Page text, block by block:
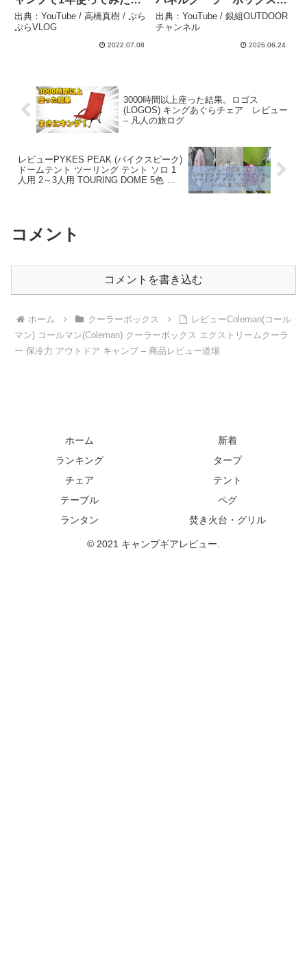
想 / 良い所悪い所 / エクス
トリーム・ホイールクーラ
ー 50QT × ロゴス保冷剤 –
出典：YouTube / 高橋真樹 / ぷら
ぷらVLOG
2022.07.08
グレー22Lレビューしてみ
た！ – 銀組OUTDOORチャ
出典：YouTube / 銀組OUTDOOR
チャンネル
2026.06.24
3000時間以上座った結果。ロゴス
(LOGOS) キングあぐらチェア レビュー
– 凡人の旅ログ
レビューPYKES PEAK (パイクスピーク)
ドームテント ツーリング テント ソロ 1
人用 2～3人用 TOURING DOME 5色 軽
コメント
コメントを書き込む
ホーム クーラーボックス
レビューColeman(コール
マン) コールマン(Coleman) クーラーボックス エクストリームクーラ
ー 保冷力 アウトドア キャンプ – 商品レビュー道場
ホーム
新着
ランキング
タープ
チェア
テント
テーブル
ペグ
ランタン
焚き火台・グリル
© 2021 キャンプギアレビュー.